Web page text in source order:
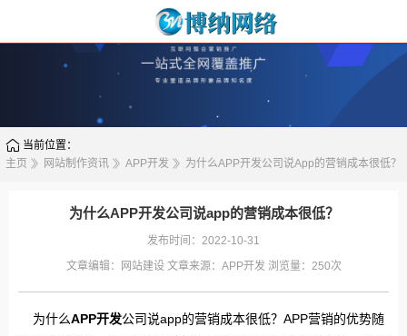
当前位置：
主页
网站制作资讯 APP开发 为什么APP开发公司说app的营销成本很低？
为什么APP开发公司说app的营销成本很低？
发布时间：2022-10-31
文章编辑：
网站建设文章来源： APP开发 浏览量： 250次
为什么APP开发公司说app的营销成本很低？APP营销的优势随